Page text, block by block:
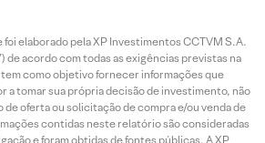
elaborado pela XP Investimentos CCTVM S.A.
de acordo com todas as exigências previstas na
como objetivo fornecer informações que
a tomar sua própria decisão de investimento, não
oferta ou solicitação de compra e/ou venda de
contidas neste relatório são consideradas
e foram obtidas de fontes públicas. A XP